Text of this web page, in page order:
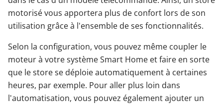
motorisé vous apportera plus de confort lors de son
utilisation grâce à l'ensemble de ses fonctionnalités.
Selon la configuration, vous pouvez même coupler le
moteur à votre système Smart Home et faire en sorte
que le store se déploie automatiquement à certaines
heures, par exemple. Pour aller plus loin dans
l'automatisation, vous pouvez également ajouter un